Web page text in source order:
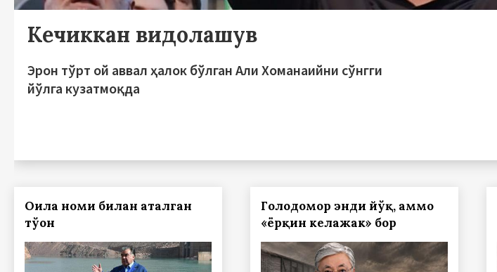
Кечиккан видолашув
Эрон тўрт ой аввал ҳалок бўлган Али Хоманаийни сўнгги
йўлга кузатмоқда
Оила номи билан аталган
тўғон
Голодомор энди йўқ, аммо
«ёрқин келажак» бор